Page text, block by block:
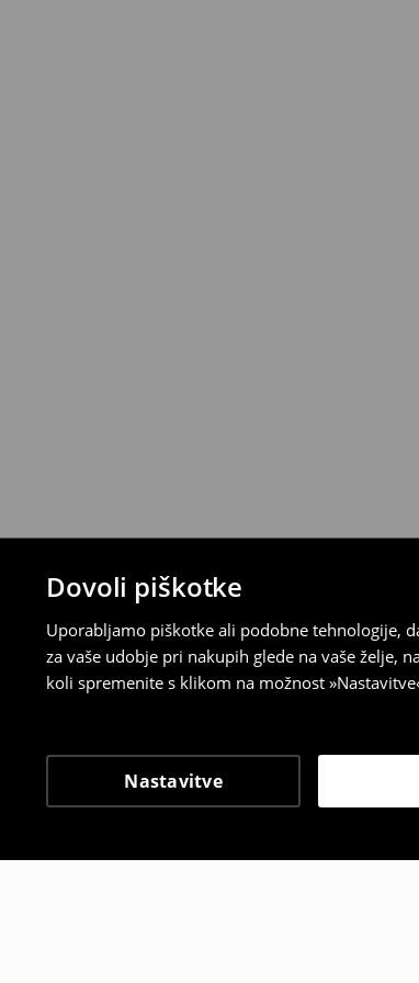
Dovoli piškotke
Uporabljamo piškotke ali podobne tehnologije,
za vaše udobje pri nakupih glede na vaše želje,
koli spremenite s klikom na možnost
Nastavitve